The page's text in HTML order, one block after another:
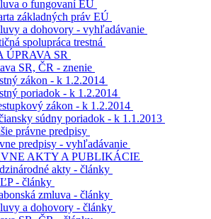
o fungovaní EÚ
základných práv EÚ
a dohovory - vyhľadávanie
spolupráca trestná
ÚPRAVA SR
SR, ČR - znenie
zákon - k 1.2.2014
poriadok - k 1.2.2014
zákon - k 1.2.2014
súdny poriadok - k 1.1.2013
právne predpisy
predpisy - vyhľadávanie
AKTY A PUBLIKÁCIE
akty - články
- články
zmluva - články
a dohovory - články